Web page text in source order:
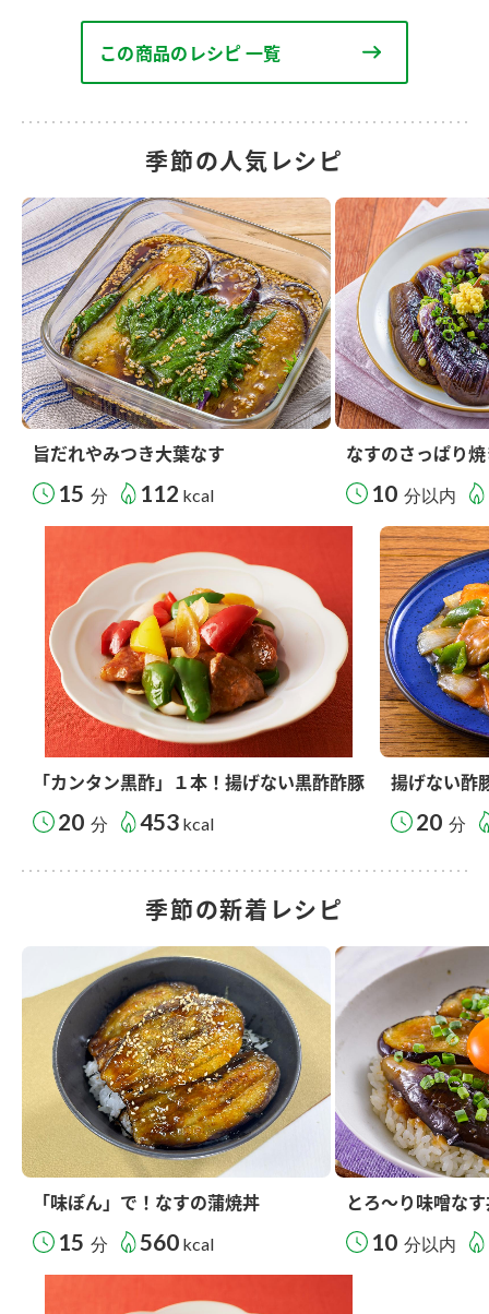
この商品のレシピ 一覧
季節の人気レシピ
旨だれやみつき大葉なす
15 分 112 kcal
なすのさっぱり
10 分以内
「カンタン黒酢」１本！揚げない黒酢酢豚
20 分 453 kcal
揚げない酢
20 分
季節の新着レシピ
「味ぽん」で！なすの蒲焼丼
15 分 560 kcal
とろ～り味噌な
10 分以内